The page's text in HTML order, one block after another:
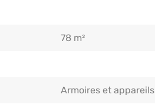
78 m²
Armoires et appareils